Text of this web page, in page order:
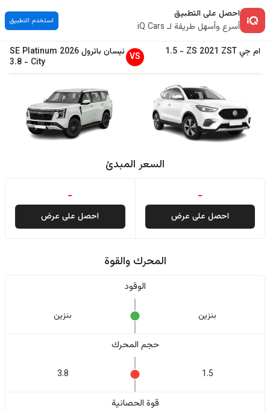
احصل على التطبيق
أسرع وأسهل طريقة لـ iQ Cars
استخدم التطبيق
ام جي ZS 2021 ZST
-
1.5
VS نيسان باترول2026
SE Platinum
City
-
3.8
السعر المبدئ
-
احصل على عرض
-
احصل على عرض
المحرك والقوة
الوقود
بنزين بنزين
حجم المحرك
1.5
3.8
قوة الحصانية